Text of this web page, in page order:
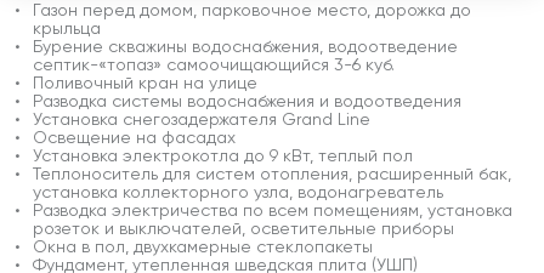
Газон перед домом, парковочное место, дорожка до
крыльца
Бурение скважины водоснабжения, водоотведение
септик-«топаз» самоочищающийся 3-6 куб.
Поливочный кран на улице
Разводка системы водоснабжения и водоотведения
Установка снегозадержателя Grand Line
Освещение на фасадах
Установка электрокотла до 9 кВт, теплый пол
Теплоноситель для систем отопления, расширенный бак,
установка коллекторного узла, водонагреватель
Разводка электричества по всем помещениям, установка
розеток и выключателей, осветительные приборы
Окна в пол, двухкамерные стеклопакеты
Фундамент, утепленная шведская плита (УШП)